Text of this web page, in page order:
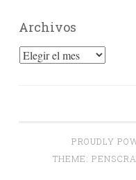
Archivos
Archivos
PROUDLY
THEME: